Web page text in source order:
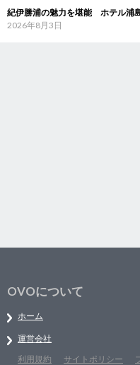
紀伊勝浦の魅力を堪能 ホテル浦
2026年8月3日
OVOについて
ホーム
運営会社
利用規約
サイトポリシー